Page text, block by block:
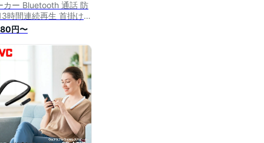
カー Bluetooth 通話 防
時間連続再生 首掛け
ーカー 送信機付き
150
円〜